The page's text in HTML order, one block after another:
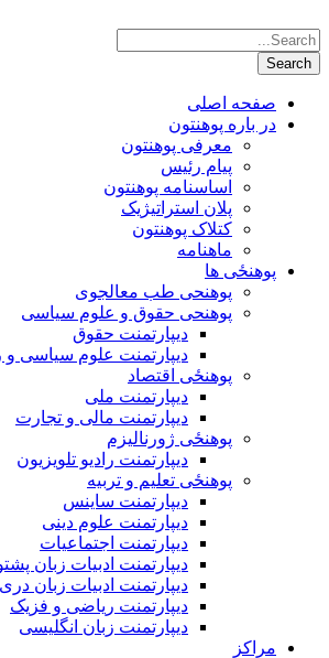
صفحه اصلی
در باره پوهنتون
معرفی پوهنتون
پیام رئیس
اساسنامه پوهنتون
پلان استراتیژیک
کتلاک پوهنتون
ماهنامه
پوهنځی ها
پوهنحی طب معالجوی
پوهنحی حقوق و علوم سیاسی
دیپارتمنت حقوق
دیپارتمنت علوم سیاسی و
پوهنځی اقتصاد
دیپارتمنت ملی
دیپارتمنت مالی و تجارت
پوهنځی ژورنالیزم
دیپارتمنت رادیو تلویزیون
پوهنځی تعلیم و تربیه
دیپارتمنت ساینس
دیپارتمنت علوم دینی
دیپارتمنت اجتماعیات
دیپارتمنت ادبیات زبان
دیپارتمنت ادبیات زبان دری
دیپارتمنت ریاضی و فزیک
دیپارتمنت زبان انگلیسی
مراکز